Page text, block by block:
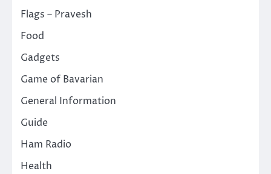
Flags – Pravesh
Food
Gadgets
Game of Bavarian
General Information
Guide
Ham Radio
Health